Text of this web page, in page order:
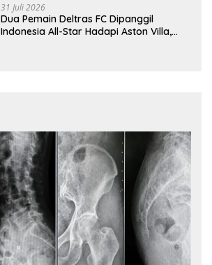
31 Juli 2026
Dua Pemain Deltras FC Dipanggil
Indonesia All-Star Hadapi Aston Villa,